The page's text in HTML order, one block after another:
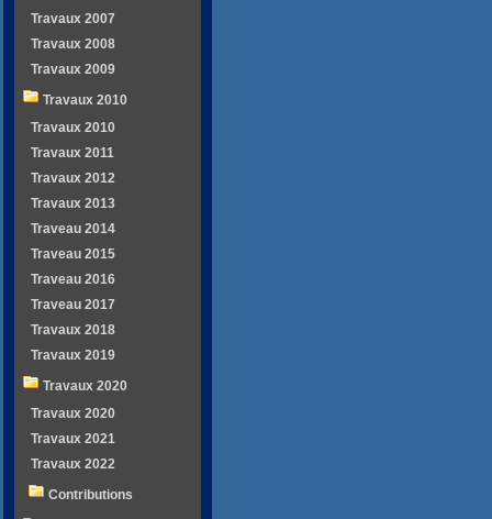
Travaux 2007
Travaux 2008
Travaux 2009
Travaux 2010
Travaux 2010
Travaux 2011
Travaux 2012
Travaux 2013
Traveau 2014
Traveau 2015
Traveau 2016
Traveau 2017
Travaux 2018
Travaux 2019
Travaux 2020
Travaux 2020
Travaux 2021
Travaux 2022
Contributions